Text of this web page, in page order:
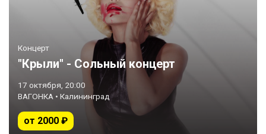
Концерт
"Крыли" - Сольный концерт
17 октября, 20:00
ВАГОНКА • Калининград
от 2000 ₽